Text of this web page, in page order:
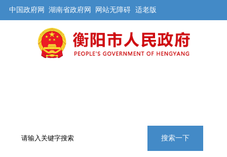
中国政府网 湖南省政府网 网站无障碍 适老版
搜索一下